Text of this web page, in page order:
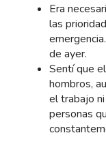
Era
las
de ayer.
Sentí que
hombros,
el trabajo
personas